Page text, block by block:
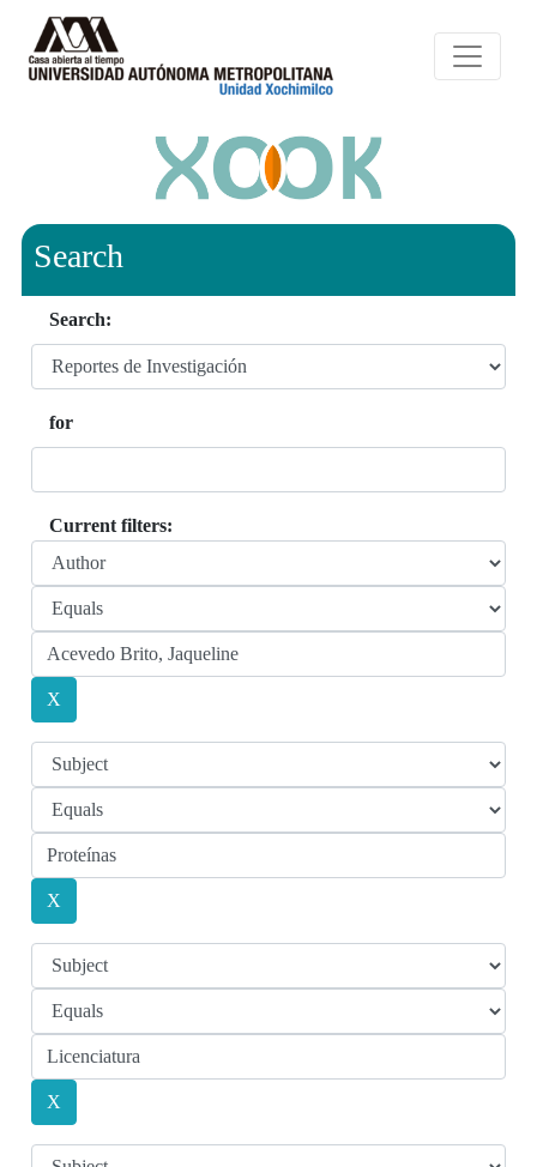
Search
Search:
for
Current filters: